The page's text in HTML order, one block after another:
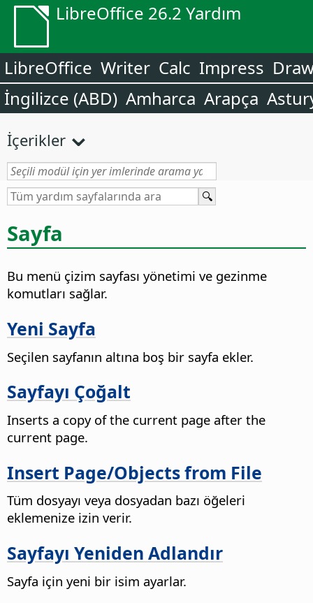
LibreOffice 26.2 Yardım
LibreOffice Writer Calc Impress
İngilizce (ABD) Amharca Arapça
İçerikler
Sayfa
Bu menü çizim sayfası yönetimi ve gezinme
komutları sağlar.
Yeni Sayfa
Seçilen sayfanın altına boş bir sayfa ekler.
Sayfayı Çoğalt
Inserts a copy of the current page after the
current page.
Insert Page/Objects from File
Tüm dosyayı veya dosyadan bazı öğeleri
eklemenize izin verir.
Sayfayı Yeniden Adlandır
Sayfa için yeni bir isim ayarlar.